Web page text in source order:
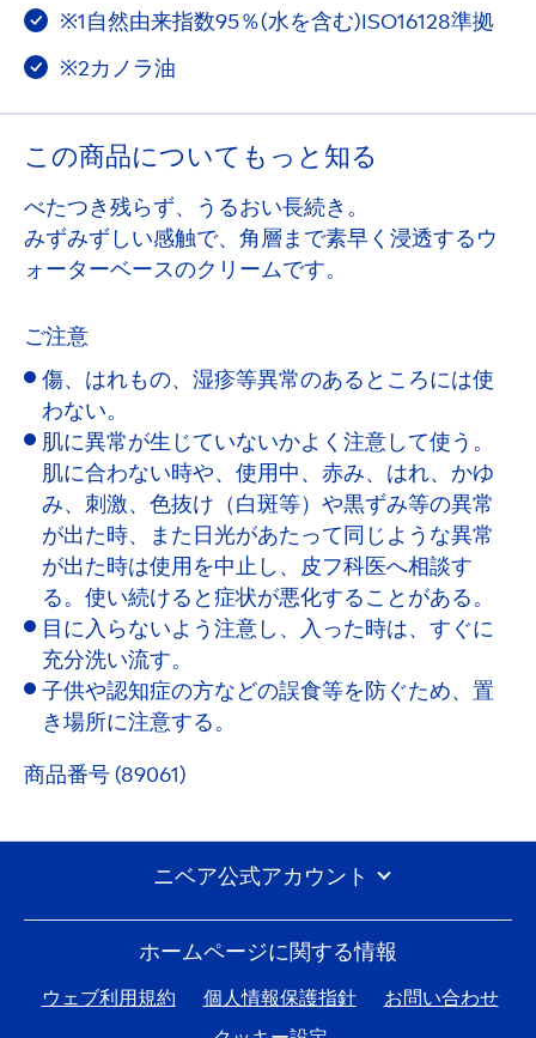
※1自然由来指数95％(水を含む)ISO16128準拠
※2カノラ油
この商品についてもっと知る
べたつき残らず、うるおい長続き。
みずみずしい感触で、角層まで素早く浸透するウ
ォーターベースのクリームです。
ご注意
傷、はれもの、湿疹等異常のあるところには使
わない。
肌に異常が生じていないかよく注意して使う。
肌に合わない時や、使用中、赤み、はれ、かゆ
み、刺激、色抜け（白斑等）や黒ずみ等の異常
が出た時、また日光があたって同じような異常
が出た時は使用を中止し、皮フ科医へ相談す
る。使い続けると症状が悪化することがある。
目に入らないよう注意し、入った時は、すぐに
充分洗い流す。
子供や認知症の方などの誤食等を防ぐため、置
き場所に注意する。
商品番号 (89061)
ホームページに関する情報
ウェブ利用規約 個人情報保護指針
お問い合わせ
ニベア公式アカウント